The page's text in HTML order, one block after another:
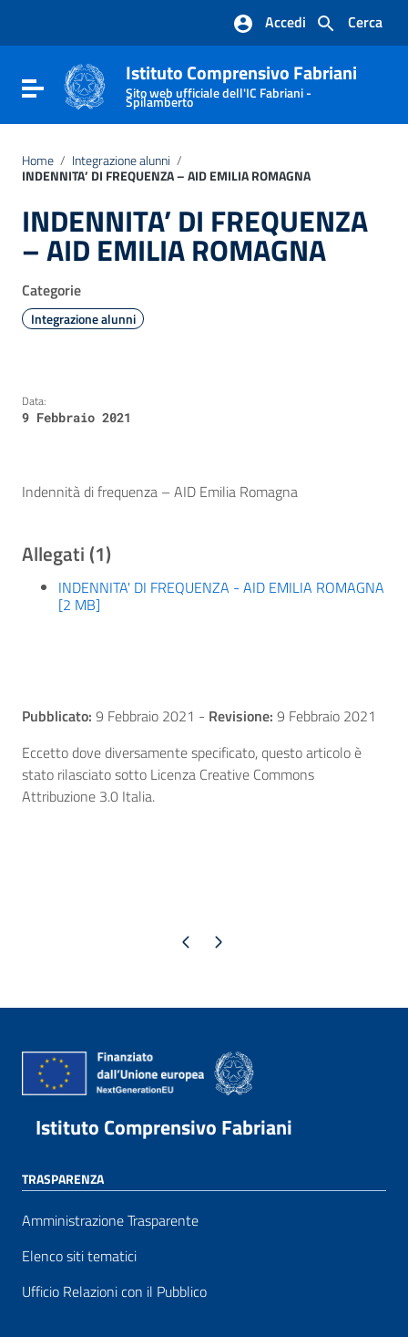
Vai al footer
Cerca
Accedi
Attiva / disattiva la navigazione
Istituto Comprensivo Fabriani
Sito web ufficiale dell'IC Fabriani -
Spilamberto
Home / Integrazione alunni /
INDENNITA’ DI FREQUENZA – AID EMILIA ROMAGNA
INDENNITA’ DI FREQUENZA
– AID EMILIA ROMAGNA
Categorie
Integrazione alunni
Data:
9 Febbraio 2021
Indennità di frequenza – AID Emilia Romagna
Allegati (1)
INDENNITA' DI FREQUENZA - AID EMILIA ROMAGNA
[2 MB]
Pubblicato: 9 Febbraio 2021 - Revisione: 9 Febbraio 2021
Eccetto dove diversamente specificato, questo articolo è
stato rilasciato sotto Licenza Creative Commons
Attribuzione 3.0 Italia.
Pagina precedente
Pagina successiva
Istituto Comprensivo Fabriani
TRASPARENZA
Amministrazione Trasparente
Elenco siti tematici
Ufficio Relazioni con il Pubblico